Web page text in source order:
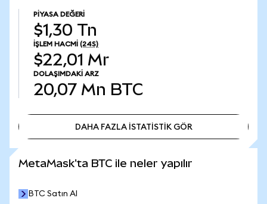
PIYASA DEĞERI
$1,30 Tn
İŞLEM HACMI (24S)
$22,01 Mr
DOLAŞIMDAKI ARZ
20,07 Mn BTC
DAHA FAZLA İSTATİSTİK GÖR
MetaMask'ta BTC ile neler yapılır
BTC Satın Al